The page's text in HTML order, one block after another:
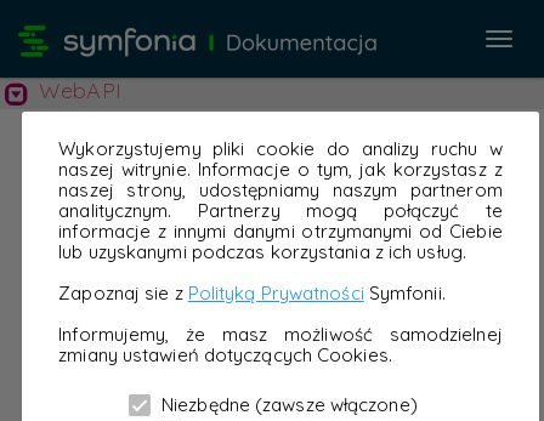
Wykorzystujemy pliki cookie do analizy ruchu w
naszej witrynie. Informacje o tym, jak korzystasz z
naszej strony, udostępniamy naszym partnerom
analitycznym. Partnerzy mogą połączyć te
informacje z innymi danymi otrzymanymi od Ciebie
lub uzyskanymi podczas korzystania z ich usług.
Zapoznaj sie z Polityką Prywatności Symfonii.
Informujemy, że masz możliwość samodzielnej
zmiany ustawień dotyczących Cookies.
Niezbędne (zawsze włączone)
WebAPI